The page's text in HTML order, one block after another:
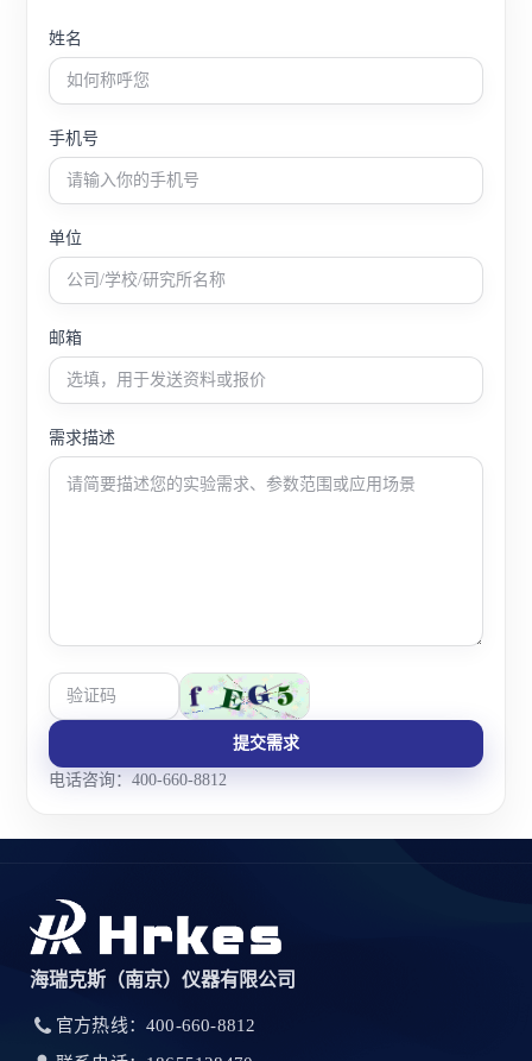
姓名
手机号
单位
邮箱
需求描述
提交需求
电话咨询：400-660-8812
海瑞克斯（南京）仪器有限公司
官方热线：400-660-8812